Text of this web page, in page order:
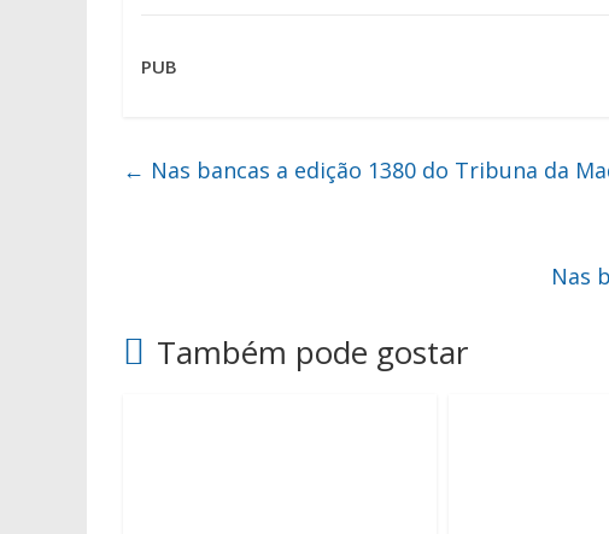
PUB
← Nas bancas a edição 1380 do Tribuna da
Nas
Também pode gostar